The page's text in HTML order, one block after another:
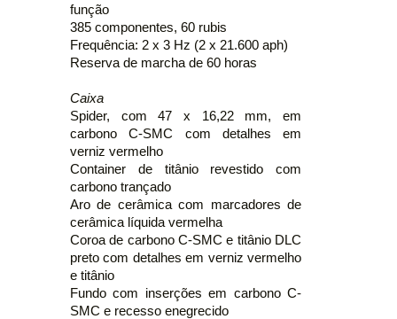
função
385 componentes, 60 rubis
Frequência: 2 x 3 Hz (2 x 21.600 aph)
Reserva de marcha de 60 horas
Caixa
Spider, com 47 x 16,22 mm, em
carbono C-SMC com detalhes em
verniz vermelho
Container de titânio revestido com
carbono trançado
Aro de cerâmica com marcadores de
cerâmica líquida vermelha
Coroa de carbono C-SMC e titânio DLC
preto com detalhes em verniz vermelho
e titânio
Fundo com inserções em carbono C-
SMC e recesso enegrecido